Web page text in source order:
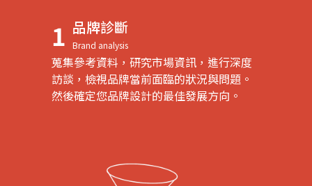
1 品牌診斷
Brand analysis
蒐集參考資料，研究市場資訊，進行深度
訪談，檢視品牌當前面臨的狀況與問題。
然後確定您品牌設計的最佳發展方向。